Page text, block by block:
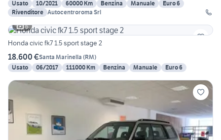
Usato
10/2021 60000 Km Benzina Manuale
Euro 6
Rivenditore Autocentroroma Srl
6
Honda civic fk7 1.5 sport stage 2
18.600 €Santa Marinella (RM)
Usato
06/2017 111000 Km Benzina Manuale Euro 6